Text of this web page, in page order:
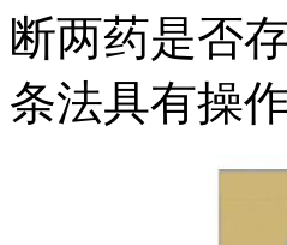
断两药是否
条法具有操